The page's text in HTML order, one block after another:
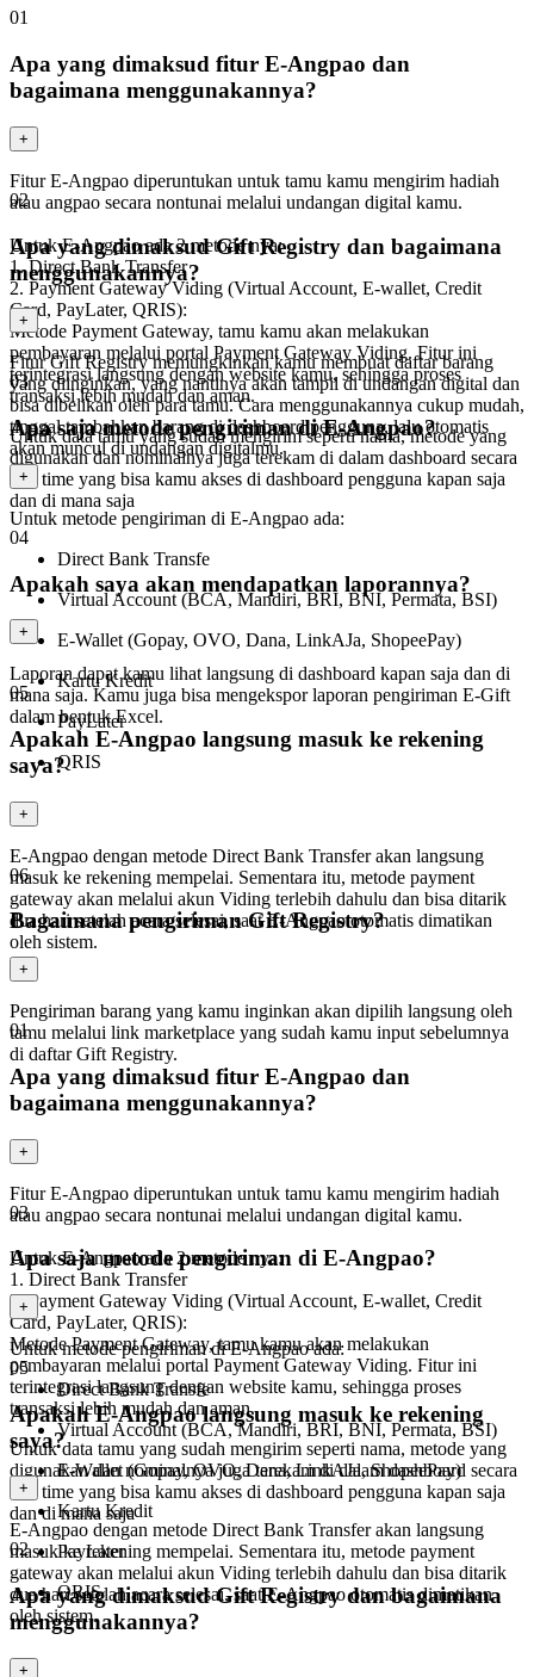
01
Apa yang dimaksud fitur E-Angpao dan
bagaimana menggunakannya?
+
Fitur E-Angpao diperuntukan untuk tamu kamu mengirim hadiah
atau angpao secara nontunai melalui undangan digital kamu.
Untuk E-Angpao ada 2 metode nya:
1. Direct Bank Transfer
2. Payment Gateway Viding (Virtual Account, E-wallet, Credit
Card, PayLater, QRIS):
Metode Payment Gateway, tamu kamu akan melakukan
pembayaran melalui portal Payment Gateway Viding. Fitur ini
terintegrasi langsung dengan website kamu, sehingga proses
transaksi lebih mudah dan aman.
Untuk data tamu yang sudah mengirim seperti nama, metode yang
digunakan dan nominalnya juga terekam di dalam dashboard secara
real time yang bisa kamu akses di dashboard pengguna kapan saja
dan di mana saja
02
Apa yang dimaksud Gift Registry dan bagaimana
menggunakannya?
+
Fitur Gift Registry memungkinkan kamu membuat daftar barang
yang diinginkan, yang nantinya akan tampil di undangan digital dan
bisa dibelikan oleh para tamu. Cara menggunakannya cukup mudah,
tinggal tambahkan barang di dashboard pengguna, lalu otomatis
akan muncul di undangan digitalmu.
03
Apa saja metode pengiriman di E-Angpao?
+
Untuk metode pengiriman di E-Angpao ada:
Direct Bank Transfe
Virtual Account (BCA, Mandiri, BRI, BNI, Permata, BSI)
E-Wallet (Gopay, OVO, Dana, LinkAJa, ShopeePay)
Kartu Kredit
PayLater
QRIS
04
Apakah saya akan mendapatkan laporannya?
+
Laporan dapat kamu lihat langsung di dashboard kapan saja dan di
mana saja. Kamu juga bisa mengekspor laporan pengiriman E-Gift
dalam bentuk Excel.
05
Apakah E-Angpao langsung masuk ke rekening
saya?
+
E-Angpao dengan metode Direct Bank Transfer akan langsung
masuk ke rekening mempelai. Sementara itu, metode payment
gateway akan melalui akun Viding terlebih dahulu dan bisa ditarik
dua hari setelah acara selesai, saat E-Angpao otomatis dimatikan
oleh sistem.
06
Bagaimana pengiriman Gift Registry?
+
Pengiriman barang yang kamu inginkan akan dipilih langsung oleh
tamu melalui link marketplace yang sudah kamu input sebelumnya
di daftar Gift Registry.
01
Apa yang dimaksud fitur E-Angpao dan
bagaimana menggunakannya?
+
Fitur E-Angpao diperuntukan untuk tamu kamu mengirim hadiah
atau angpao secara nontunai melalui undangan digital kamu.
Untuk E-Angpao ada 2 metode nya:
1. Direct Bank Transfer
2. Payment Gateway Viding (Virtual Account, E-wallet, Credit
Card, PayLater, QRIS):
Metode Payment Gateway, tamu kamu akan melakukan
pembayaran melalui portal Payment Gateway Viding. Fitur ini
terintegrasi langsung dengan website kamu, sehingga proses
transaksi lebih mudah dan aman.
Untuk data tamu yang sudah mengirim seperti nama, metode yang
digunakan dan nominalnya juga terekam di dalam dashboard secara
real time yang bisa kamu akses di dashboard pengguna kapan saja
dan di mana saja
03
Apa saja metode pengiriman di E-Angpao?
+
Untuk metode pengiriman di E-Angpao ada:
Direct Bank Transfe
Virtual Account (BCA, Mandiri, BRI, BNI, Permata, BSI)
E-Wallet (Gopay, OVO, Dana, LinkAJa, ShopeePay)
Kartu Kredit
PayLater
QRIS
05
Apakah E-Angpao langsung masuk ke rekening
saya?
+
E-Angpao dengan metode Direct Bank Transfer akan langsung
masuk ke rekening mempelai. Sementara itu, metode payment
gateway akan melalui akun Viding terlebih dahulu dan bisa ditarik
dua hari setelah acara selesai, saat E-Angpao otomatis dimatikan
oleh sistem.
02
Apa yang dimaksud Gift Registry dan bagaimana
menggunakannya?
+